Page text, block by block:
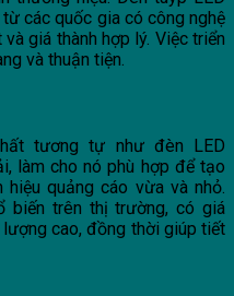
các quốc gia có công nghệ
giá thành hợp lý. Việc triển
và thuận tiện.
tương tự như đèn LED
làm cho nó phù hợp để tạo
quảng cáo vừa và nhỏ.
biến trên thị trường, có giá
cao, đồng thời giúp tiết